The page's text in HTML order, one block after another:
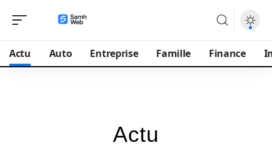
Actu Auto Entreprise Famille Finance
Actu